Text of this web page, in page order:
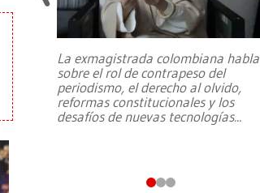
La exmagistrada colombiana habla
sobre el rol de contrapeso del
periodismo, el derecho al olvido,
reformas constitucionales y los
desafíos de nuevas tecnologías...